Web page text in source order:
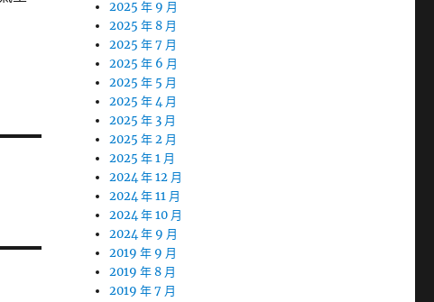
2025 年 9 月
2025 年 8 月
2025 年 7 月
2025 年 6 月
2025 年 5 月
2025 年 4 月
2025 年 3 月
2025 年 2 月
2025 年 1 月
2024 年 12 月
2024 年 11 月
2024 年 10 月
2024 年 9 月
2019 年 9 月
2019 年 8 月
2019 年 7 月